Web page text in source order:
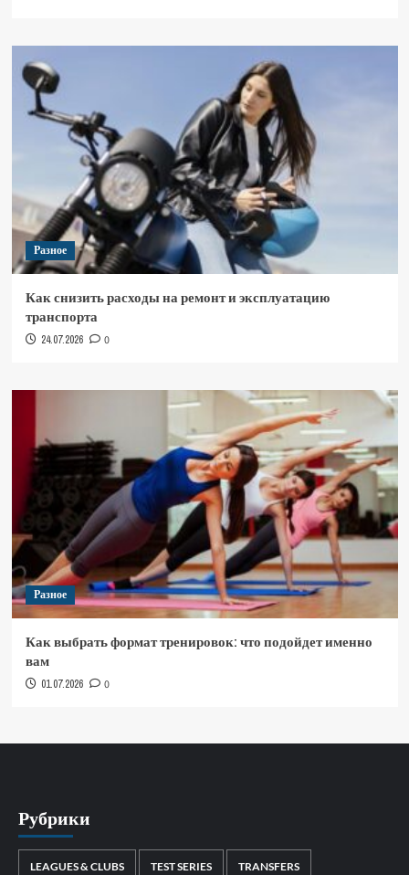
Разное
Как снизить расходы на ремонт и эксплуатацию
транспорта
24.07.2026 0
Разное
Как выбрать формат тренировок: что подойдет именно
вам
01.07.2026 0
Рубрики
LEAGUES & CLUBS TEST SERIES TRANSFERS